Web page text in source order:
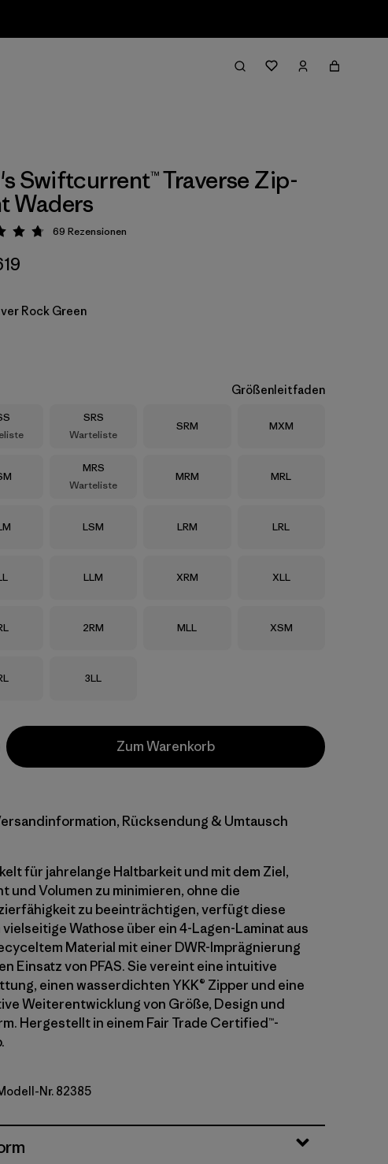
Swiftcurrent™ Traverse Zip-
Waders
Bewertung: 4.8 / 5
69 Rezensionen
Rock Green
Größenleitfaden
Größe
SRS
Warteliste
Größe
SRM Größe
MXM
Größe
MRS
Warteliste
Größe
MRM Größe
MRL
Größe
LSM Größe
LRM Größe
LRL
Größe
LLM Größe
XRM Größe
XLL
Größe
2RM Größe
MLL Größe
XSM
Größe
3LL
Zum Warenkorb
Rücksendung & Umtausch
für jahrelange Haltbarkeit und mit dem Ziel,
und Volumen zu minimieren, ohne die
zu beeinträchtigen, verfügt diese
Wathose über ein 4-Lagen-Laminat aus
Material mit einer DWR-Imprägnierung
Einsatz von PFAS. Sie vereint eine intuitive
einen wasserdichten YKK® Zipper und eine
Weiterentwicklung von Größe, Design und
Hergestellt in einem Fair Trade Certified™-
Green
Nr. 82385